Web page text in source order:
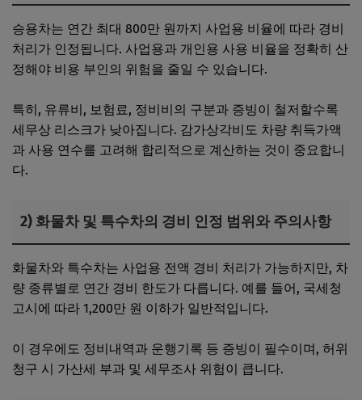
승용차는 연간 최대 800만 원까지 사업용 비율에 따라 경비
처리가 인정됩니다. 사업용과 개인용 사용 비율을 정확히 산
정해야 비용 부인의 위험을 줄일 수 있습니다.
특히, 유류비, 보험료, 정비비의 구분과 증빙이 철저할수록
세무상 리스크가 낮아집니다. 감가상각비도 차량 취득가액
과 사용 연수를 고려해 합리적으로 계산하는 것이 중요합니
다.
2) 화물차 및 특수차의 경비 인정 범위와 주의사항
화물차와 특수차는 사업용 전액 경비 처리가 가능하지만, 차
량 종류별로 연간 경비 한도가 다릅니다. 예를 들어, 국세청
고시에 따라 1,200만 원 이하가 일반적입니다.
이 경우에도 정비내역과 운행기록 등 증빙이 필수이며, 허위
청구 시 가산세 부과 및 세무조사 위험이 큽니다.